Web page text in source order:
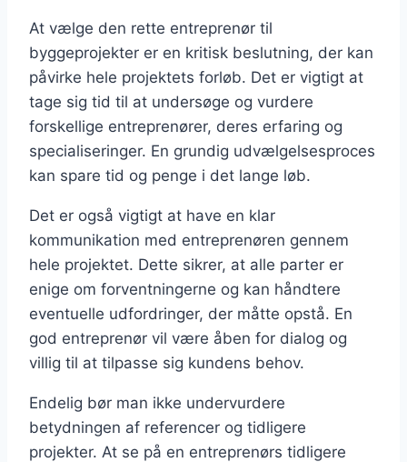
At vælge den rette entreprenør til
byggeprojekter er en kritisk beslutning, der kan
påvirke hele projektets forløb. Det er vigtigt at
tage sig tid til at undersøge og vurdere
forskellige entreprenører, deres erfaring og
specialiseringer. En grundig udvælgelsesproces
kan spare tid og penge i det lange løb.
Det er også vigtigt at have en klar
kommunikation med entreprenøren gennem
hele projektet. Dette sikrer, at alle parter er
enige om forventningerne og kan håndtere
eventuelle udfordringer, der måtte opstå. En
god entreprenør vil være åben for dialog og
villig til at tilpasse sig kundens behov.
Endelig bør man ikke undervurdere
betydningen af referencer og tidligere
projekter. At se på en entreprenørs tidligere